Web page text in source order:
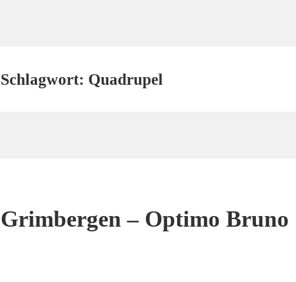
Schlagwort: Quadrupel
Grimbergen – Optimo Bruno